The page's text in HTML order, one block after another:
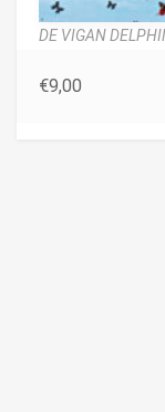
DE VIGAN
€9,00